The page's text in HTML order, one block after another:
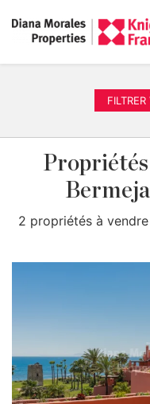
2 propriétés à